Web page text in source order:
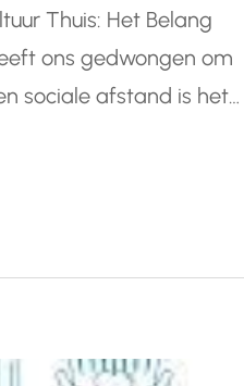
Thuis: Het Belang
ons gedwongen om
sociale afstand is het